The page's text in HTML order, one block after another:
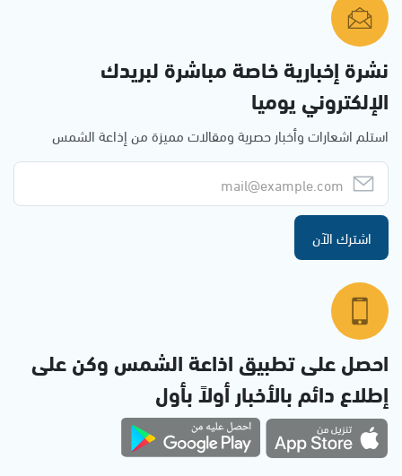
نشرة إخبارية خاصة مباشرة لبريدك
الإلكتروني يوميا
استلم اشعارات وأخبار حصرية ومقالات مميزة من إذاعة الشمس
اشترك الآن
احصل على تطبيق اذاعة الشمس وكن على
إطلاع دائم بالأخبار أولاً بأول